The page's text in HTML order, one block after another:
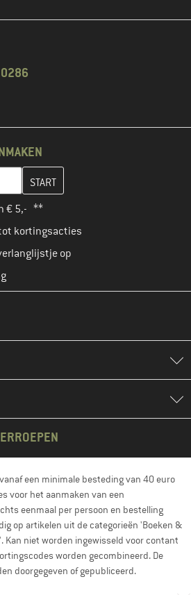
en maak in de volgende stap je
€ 5,- **
kortingsacties
op
een minimale besteding van 40 euro
voor het aanmaken van een
eenmaal per persoon en bestelling
op artikelen uit de categorieën 'Boeken &
Kan niet worden ingewisseld voor contant
worden gecombineerd. De
doorgegeven of gepubliceerd.